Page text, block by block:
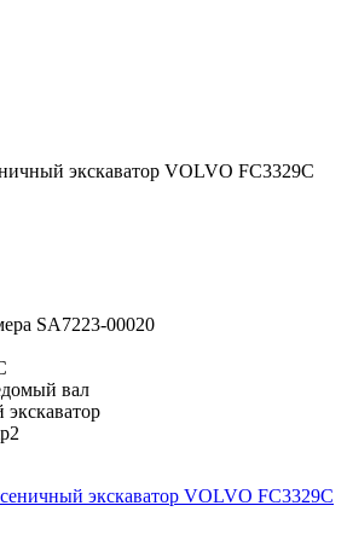
экскаватор VOLVO FC3329C
SA7223-00020
вал